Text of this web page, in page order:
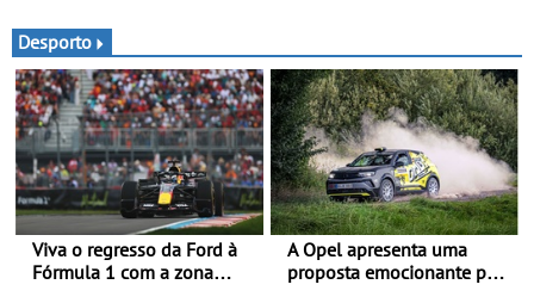
estacion. assistido e
assistente de marcha-atrás
Desporto
Viva o regresso da Ford à
Fórmula 1 com a zona
A Opel apresenta uma
proposta emocionante para